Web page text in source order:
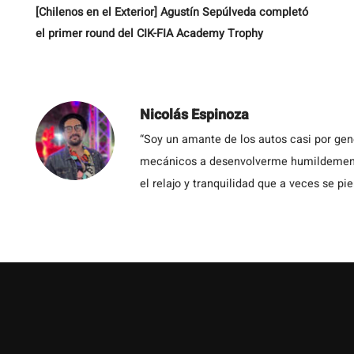
[Chilenos en el Exterior] Agustín Sepúlveda completó
el primer round del CIK-FIA Academy Trophy
Nicolás Espinoza
“Soy un amante de los autos casi por
mecánicos a desenvolverme
el relajo y tranquilidad que a veces se